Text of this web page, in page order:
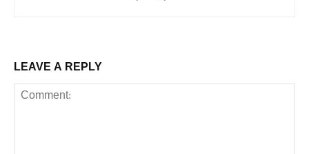
LEAVE A REPLY